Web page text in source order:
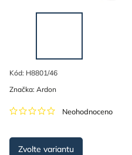
Kód: H8801/46
Neohodnoceno
Značka: Ardon
Zvolte variantu